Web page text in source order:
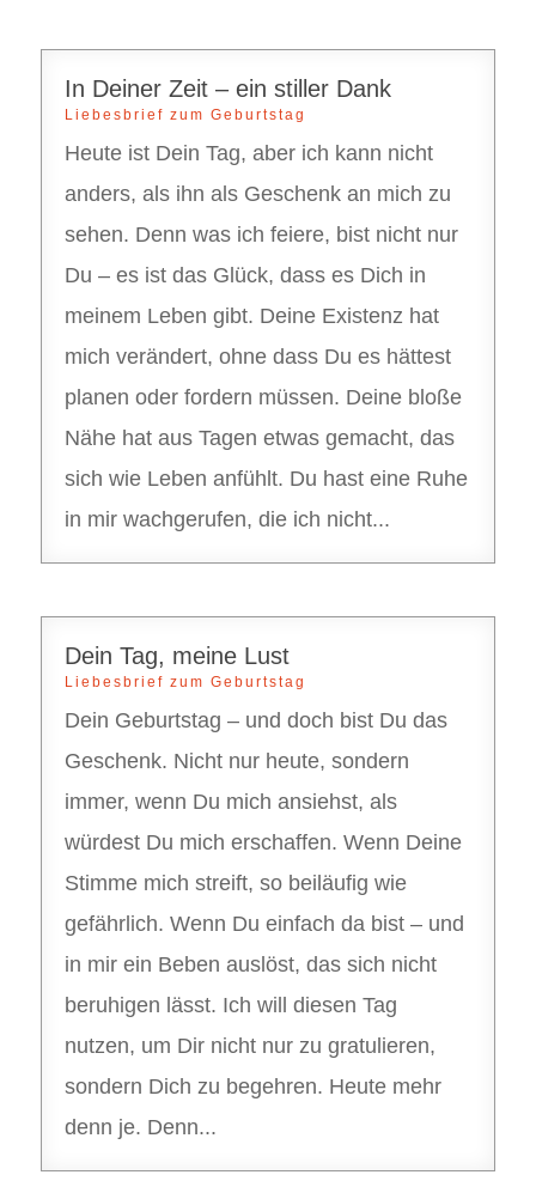
In Deiner Zeit – ein stiller Dank
Liebesbrief zum Geburtstag
Heute ist Dein Tag, aber ich kann nicht
anders, als ihn als Geschenk an mich zu
sehen. Denn was ich feiere, bist nicht nur
Du – es ist das Glück, dass es Dich in
meinem Leben gibt. Deine Existenz hat
mich verändert, ohne dass Du es hättest
planen oder fordern müssen. Deine bloße
Nähe hat aus Tagen etwas gemacht, das
sich wie Leben anfühlt. Du hast eine Ruhe
in mir wachgerufen, die ich nicht...
Dein Tag, meine Lust
Liebesbrief zum Geburtstag
Dein Geburtstag – und doch bist Du das
Geschenk. Nicht nur heute, sondern
immer, wenn Du mich ansiehst, als
würdest Du mich erschaffen. Wenn Deine
Stimme mich streift, so beiläufig wie
gefährlich. Wenn Du einfach da bist – und
in mir ein Beben auslöst, das sich nicht
beruhigen lässt. Ich will diesen Tag
nutzen, um Dir nicht nur zu gratulieren,
sondern Dich zu begehren. Heute mehr
denn je. Denn...